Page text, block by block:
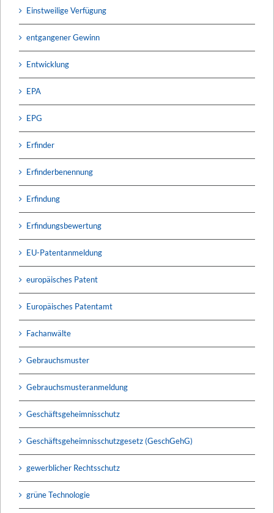
Einstweilige Verfügung
entgangener Gewinn
Entwicklung
EPA
EPG
Erfinder
Erfinderbenennung
Erfindung
Erfindungsbewertung
EU-Patentanmeldung
europäisches Patent
Europäisches Patentamt
Fachanwälte
Gebrauchsmuster
Gebrauchsmusteranmeldung
Geschäftsgeheimnisschutz
Geschäftsgeheimnisschutzgesetz (GeschGehG)
gewerblicher Rechtsschutz
grüne Technologie